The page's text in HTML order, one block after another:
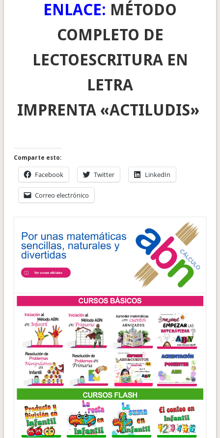
ENLACE: MÉTODO
COMPLETO DE
LECTOESCRITURA EN
LETRA
IMPRENTA «ACTILUDIS»
Comparte esto:
Facebook Twitter LinkedIn
Correo electrónico